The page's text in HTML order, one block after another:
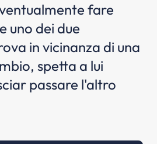
fare
uno dei due
in vicinanza di una
spetta a lui
passare l'altro